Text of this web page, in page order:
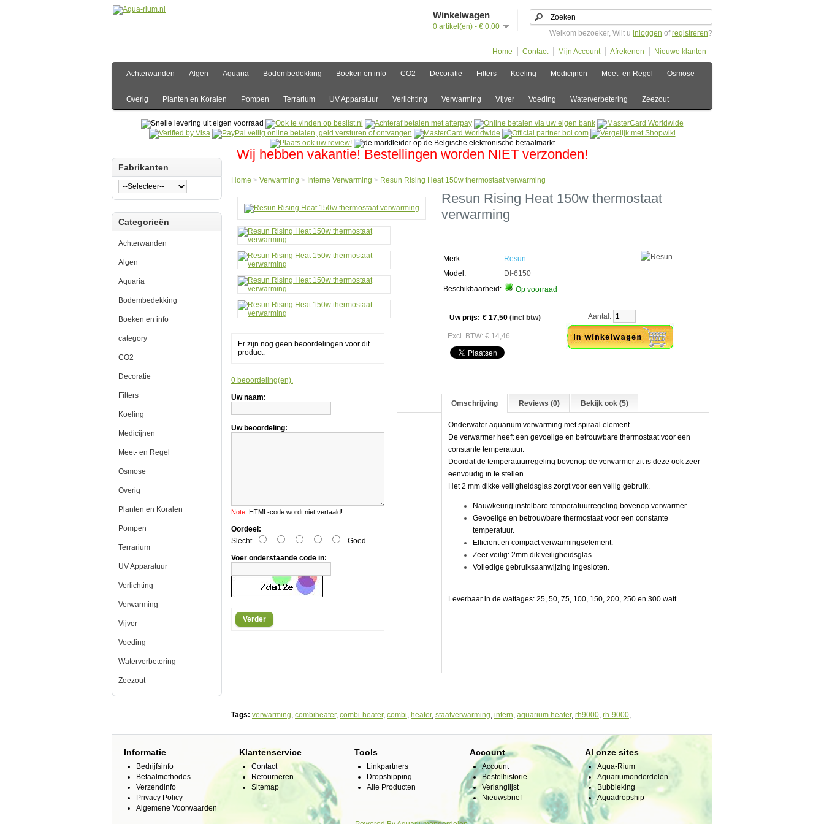
Winkelwagen
0 artikel(en) - € 0,00
Welkom bezoeker, Wilt u inloggen ofregistreren?
Home Contact Mijn Account Afrekenen Nieuwe klanten
Achterwanden Algen Aquaria Bodembedekking Boeken en info CO2 Decoratie Filters Koeling Medicijnen Meet- en Regel Osmose
Overig Planten en Koralen Pompen Terrarium UV Apparatuur Verlichting Verwarming Vijver Voeding Waterverbetering Zeezout
Wij hebben vakantie! Bestellingen worden NIET verzonden!
Fabrikanten
Categorieën
Achterwanden
Algen
Aquaria
Bodembedekking
Boeken en info
category
CO2
Decoratie
Filters
Koeling
Medicijnen
Meet- en Regel
Osmose
Overig
Planten en Koralen
Pompen
Terrarium
UV Apparatuur
Verlichting
Verwarming
Vijver
Voeding
Waterverbetering
Zeezout
Verwarming
Interne
Verwarming
Rising
Heat
150w
thermostaat
verwarming
Resun
Rising
150w
thermostaat
verwarming
verwarmer
heeft
gevoelige
en
thermostaat
voor
een
constante
temperatuur.
Doordat
temperatuurregeling
bovenop
te
stellen.
2
dikke
veiligheidsglas
zorgt
voor
een
Home > Verwarming > Interne Verwarming > Resun Rising Heat 150w thermostaat verwarming
Er zijn nog geen beoordelingen voor dit
product.
0 beoordeling(en).
Uw naam:
Uw beoordeling:
Note: HTML-code wordt niet vertaald!
Oordeel:
Slecht
Goed
Voer onderstaande code in:
Verder
Resun Rising Heat 150w thermostaat
verwarming
Merk:
Resun
Model:
DI-6150
Beschikbaarheid:
Op voorraad
Uw prijs: € 17,50 (incl btw)
Excl. BTW: € 14,46
Aantal:
Omschrijving Reviews (0) Bekijk ook (5)
Onderwater aquarium verwarming met spiraal element.
De verwarmer heeft een gevoelige en betrouwbare thermostaat voor een
constante temperatuur.
Doordat de temperatuurregeling bovenop de verwarmer zit is deze ook zeer
eenvoudig in te stellen.
Het 2 mm dikke veiligheidsglas zorgt voor een veilig gebruik.
Nauwkeurig instelbare temperatuurregeling bovenop verwarmer.
Gevoelige en betrouwbare thermostaat voor een constante
temperatuur.
Efficient en compact verwarmingselement.
Zeer veilig: 2mm dik veiligheidsglas
Volledige gebruiksaanwijzing ingesloten.
Leverbaar in de wattages: 25, 50, 75, 100, 150, 200, 250 en 300 watt.
Tags: verwarming, combiheater, combi-heater, combi, heater, staafverwarming, intern, aquarium heater, rh9000, rh-9000,
Informatie
Bedrijfsinfo
Betaalmethodes
Verzendinfo
Privacy Policy
Algemene Voorwaarden
Klantenservice
Contact
Retourneren
Sitemap
Tools
Linkpartners
Dropshipping
Alle Producten
Account
Account
Bestelhistorie
Verlanglijst
Nieuwsbrief
Al onze sites
Aqua-Rium
Aquariumonderdelen
Bubbleking
Aquadropship